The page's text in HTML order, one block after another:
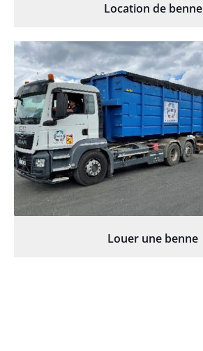
Location de benne
Louer une benne